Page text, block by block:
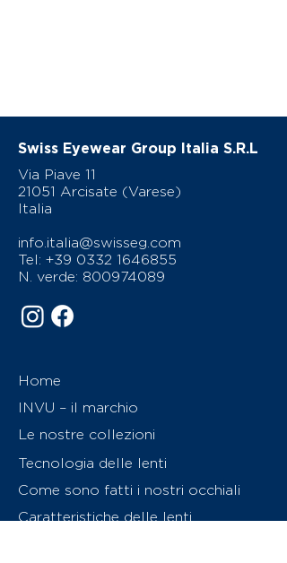
Swiss Eyewear Group Italia S.R.L
Via Piave 11
21051 Arcisate (Varese)
Italia
info.italia@swisseg.com
Tel: +39 0332 1646855
N. verde: 800974089
Home
INVU – il marchio
Le nostre collezioni
Tecnologia delle lenti
Come sono fatti i nostri occhiali
Caratteristiche delle lenti